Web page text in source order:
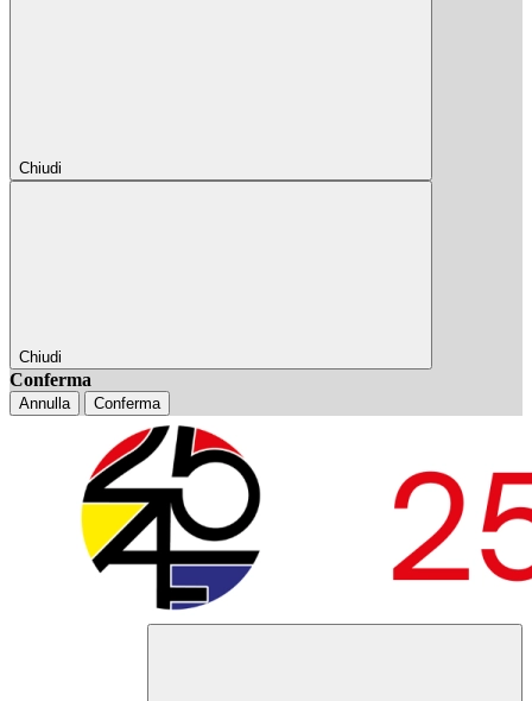
Chiudi
Chiudi
Conferma
Annulla Conferma